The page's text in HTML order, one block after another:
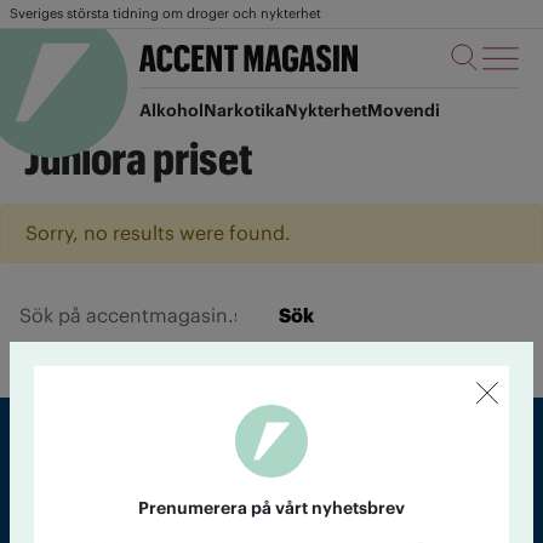
Sveriges största tidning om droger och nykterhet
AlkoholNarkotikaNykterhetMovendi
Juniora priset
Sorry, no results were found.
Sök
Prenumerera på vårt nyhetsbrev